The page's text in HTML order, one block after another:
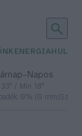
ENERGIA
– Napos
33° / Min 18°
0% (0 mm)Szél: